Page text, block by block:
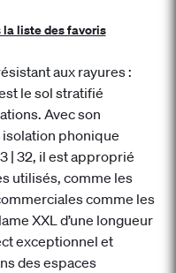
la liste des favoris
aux rayures :
le sol stratifié
Avec son
isolation phonique
| 32, il est approprié
utilisés, comme les
comme les
XXL d’une longueur
exceptionnel et
des espaces